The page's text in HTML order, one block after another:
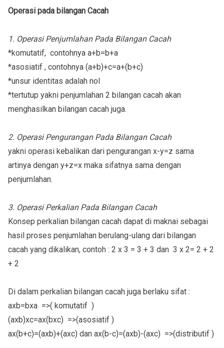
Operasi pada bilangan Cacah
1. Operasi Penjumlahan Pada Bilangan Cacah
*komutatif, contohnya a+b=b+a
*asosiatif , contohnya (a+b)+c=a+(b+c)
*unsur identitas adalah nol
*tertutup yakni penjumlahan 2 bilangan cacah akan
menghasilkan bilangan cacah juga.
2. Operasi Pengurangan Pada Bilangan Cacah
yakni operasi kebalikan dari pengurangan x-y=z sama
artinya dengan y+z=x maka sifatnya sama dengan
penjumlahan.
3. Operasi Perkalian Pada Bilangan Cacah
Konsep perkalian bilangan cacah dapat di maknai sebagai
hasil proses penjumlahan berulang-ulang dari bilangan
cacah yang dikalikan, contoh : 2 x 3 = 3 + 3 dan 3 x 2= 2 + 2
+ 2
Di dalam perkalian bilangan cacah juga berlaku sifat :
axb=bxa =>( komutatif )
(axb)xc=ax(bxc) =>(asosiatif )
ax(b+c)=(axb)+(axc) dan ax(b-c)=(axb)-(axc) =>(distributif )